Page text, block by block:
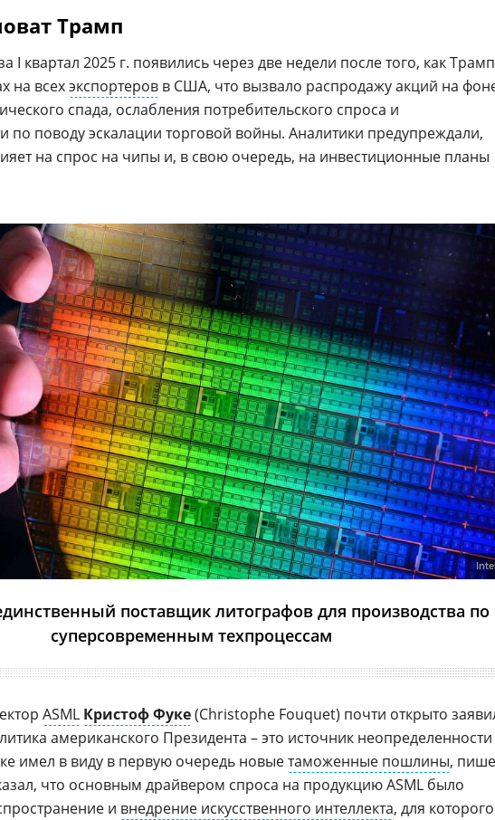
Трамп
I квартал 2025 г. появились через две недели после того, как Трамп
на всехэкспортеров в США, что вызвало распродажу акций на
спада, ослабления потребительского спроса и
по поводу эскалации торговой войны. Аналитики предупреждали,
на спрос на чипы и, в свою очередь, на инвестиционные планы
поставщик литографов для производства по
суперсовременным техпроцессам
ASML Кристоф Фуке(Christophe Fouquet) почти открыто
американского Президента – это источник неопределенности
имел в виду в первую очередь новыетаможенные пошлины,
что основным драйвером спроса на продукцию ASML было
и внедрение искусственного интеллекта, для которого